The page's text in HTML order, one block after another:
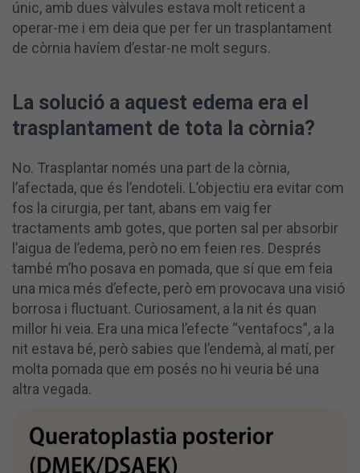
únic, amb dues vàlvules estava molt reticent a
operar-me i em deia que per fer un trasplantament
de còrnia havíem d’estar-ne molt segurs.
La solució a aquest edema era el
trasplantament de tota la còrnia?
No. Trasplantar només una part de la còrnia,
l’afectada, que és l’endoteli. L’objectiu era evitar com
fos la cirurgia, per tant, abans em vaig fer
tractaments amb gotes, que porten sal per absorbir
l’aigua de l’edema, però no em feien res. Després
també m’ho posava en pomada, que sí que em feia
una mica més d’efecte, però em provocava una visió
borrosa i fluctuant. Curiosament, a la nit és quan
millor hi veia. Era una mica l’efecte “ventafocs”, a la
nit estava bé, però sabies que l’endemà, al matí, per
molta pomada que em posés no hi veuria bé una
altra vegada.